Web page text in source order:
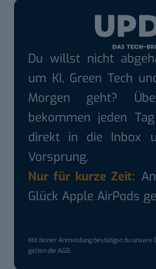
Du willst nicht
um KI, Green Tech
Morgen geht?
bekommen jeden
direkt in die Inbox
Vorsprung.
Nur für kurze Zeit:
Glück Apple AirPods
Mit deiner Anmeldung bestätigst du unsere
gelten dieAGB.